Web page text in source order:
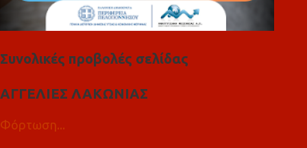
Συνολικές προβολές σελίδας
ΑΓΓΕΛΙΕΣ ΛΑΚΩΝΙΑΣ
Φόρτωση...